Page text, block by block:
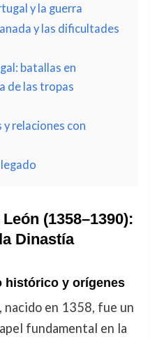
y la guerra
y las dificultades
batallas en
de las tropas
relaciones con
(1358–1390):
Dinastía
histórico y orígenes
nacido en 1358, fue un
fundamental en la